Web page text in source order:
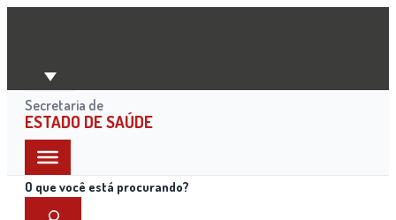
Ir
conteúdo
Secretaria de
ESTADO DE SAÚDE
O que você está procurando?